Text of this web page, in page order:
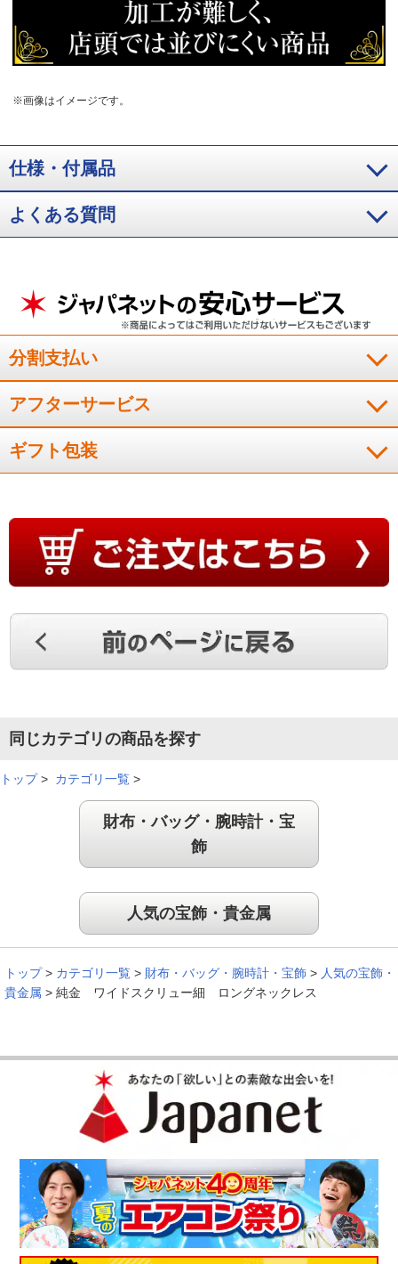
※画像はイメージです。
仕様・付属品
よくある質問
分割支払い
アフターサービス
ギフト包装
同じカテゴリの商品を探す
トップ> カテゴリ一覧 >
財布・バッグ・腕時計・宝
飾
人気の宝飾・貴金属
トップ > カテゴリ一覧 > 財布・バッグ・腕時計・宝飾 > 人気の宝飾・
貴金属 > 純金 ワイドスクリュー細 ロングネックレス